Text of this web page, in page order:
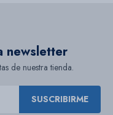
newsletter
de nuestra tienda.
SUSCRIBIRME